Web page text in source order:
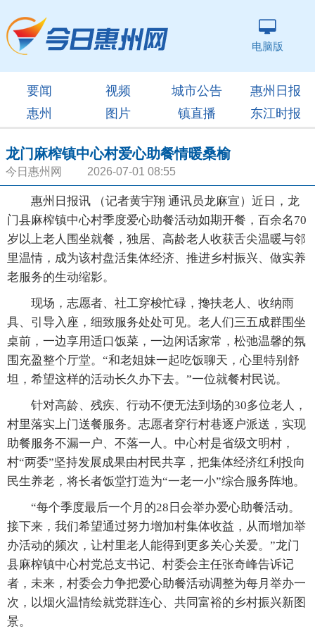
电脑版
要闻 视频 城市公告
惠州日报
惠州
图片 镇直播 东江时报
龙门麻榨镇中心村爱心助餐情暖桑榆
今日惠州网 2026-07-01 08:55
惠州日报讯 （记者黄宇翔 通讯员龙麻宣）近日，龙
门县麻榨镇中心村季度爱心助餐活动如期开餐，百余名70
岁以上老人围坐就餐，独居、高龄老人收获舌尖温暖与邻
里温情，成为该村盘活集体经济、推进乡村振兴、做实养
老服务的生动缩影。
现场，志愿者、社工穿梭忙碌，搀扶老人、收纳雨
具、引导入座，细致服务处处可见。老人们三五成群围坐
桌前，一边享用适口饭菜，一边闲话家常，松弛温馨的氛
围充盈整个厅堂。“和老姐妹一起吃饭聊天，心里特别舒
坦，希望这样的活动长久办下去。”一位就餐村民说。
针对高龄、残疾、行动不便无法到场的30多位老人，
村里落实上门送餐服务。志愿者穿行村巷逐户派送，实现
助餐服务不漏一户、不落一人。中心村是省级文明村，
村“两委”坚持发展成果由村民共享，把集体经济红利投向
民生养老，将长者饭堂打造为“一老一小”综合服务阵地。
“每个季度最后一个月的28日会举办爱心助餐活动。
接下来，我们希望通过努力增加村集体收益，从而增加举
办活动的频次，让村里老人能得到更多关心关爱。”龙门
县麻榨镇中心村党总支书记、村委会主任张奇峰告诉记
者，未来，村委会力争把爱心助餐活动调整为每月举办一
次，以烟火温情绘就党群连心、共同富裕的乡村振兴新图
景。